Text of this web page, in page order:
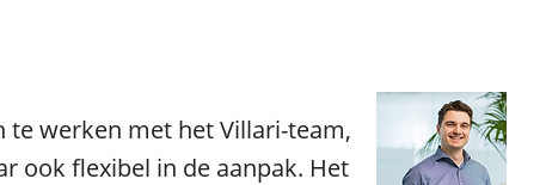
te werken met het Villari-team,
ook flexibel in de aanpak. Het